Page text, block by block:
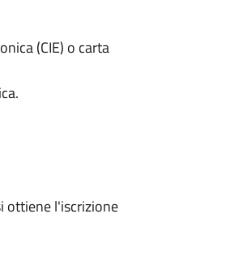
(CIE) o carta
ottiene l'iscrizione